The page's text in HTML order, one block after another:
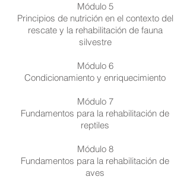
Módulo 5
Principios de nutrición en el contexto del
rescate y la rehabilitación de fauna
silvestre
Módulo 6
Condicionamiento y enriquecimiento
Módulo 7
Fundamentos para la rehabilitación de
reptiles
Módulo 8
Fundamentos para la rehabilitación de
aves